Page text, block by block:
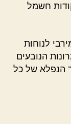
חשמל
לנוחות
הנובעים
הנפלא של כל